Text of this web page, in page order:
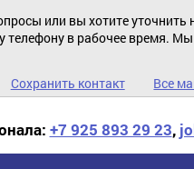
или вы хотите уточнить
телефону в рабочее время.
Сохранить контакт Все
+7 925 893 29 23,